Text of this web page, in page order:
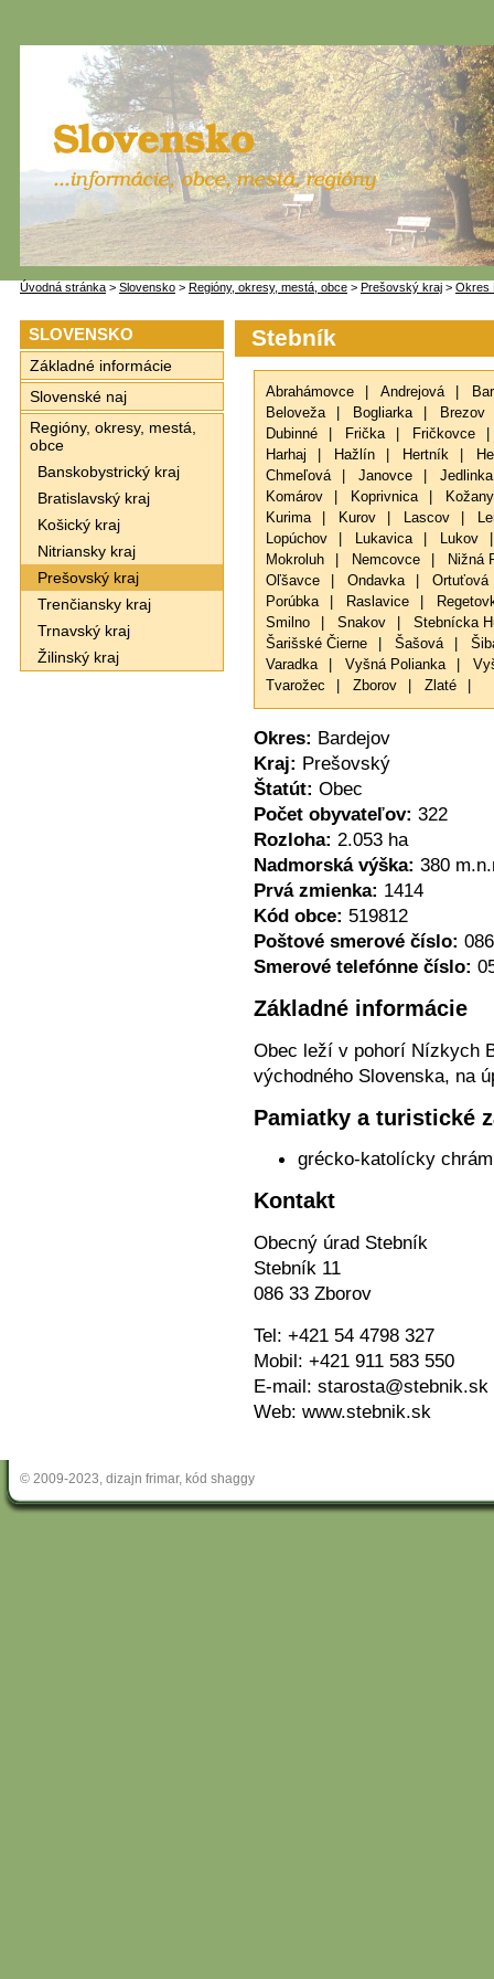
Úvodná stránka > Slovensko > Regióny, okresy, mestá, obce > Prešovský kraj > Okres
SLOVENSKO
Základné informácie
Slovenské naj
Regióny, okresy, mestá,
obce
Banskobystrický kraj
Bratislavský kraj
Košický kraj
Nitriansky kraj
Prešovský kraj
Trenčiansky kraj
Trnavský kraj
Žilinský kraj
Stebník
Abrahámovce Andrejová
Beloveža
Bogliarka
Brezov
Dubinné
Frička Fričkovce
Harhaj
Hažlín Hertník
Chmeľová
Janovce
Jedlinka
Komárov
Koprivnica
Kožany
Kurima
Kurov Lascov
Lopúchov
Lukavica Lukov
Mokroluh
Nemcovce
Nižná
Oľšavce
Ondavka
Ortuťová
Porúbka
Raslavice
Smilno
Snakov
Stebnícka
Šarišské Čierne
Šašová
Varadka
Vyšná Polianka
Tvarožec
Zborov Zlaté
Okres: Bardejov
Kraj: Prešovský
Štatút: Obec
Počet obyvateľov: 322
Rozloha: 2.053 ha
Nadmorská výška: 380
Prvá zmienka: 1414
Kód obce: 519812
Poštové smerové číslo:
Smerové telefónne číslo:
Základné informácie
Obec leží v pohorí Nízkych
východného Slovenska, na
Pamiatky a turistické
grécko-katolícky
Kontakt
Obecný úrad Stebník
Stebník 11
086 33 Zborov
Tel: +421 54 4798 327
Mobil: +421 911 583 550
E-mail: starosta@stebnik.sk
Web: www.stebnik.sk
© 2009-2023, dizajn frimar, kód shaggy